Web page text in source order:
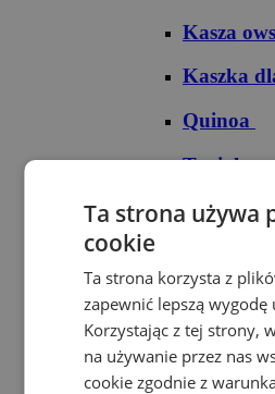
Kasza
Kaszka
Quinoa
Tapioka
Ryże
Ryż
Ryż biały
Ryż
Ta strona używa
cookie
Ta strona korzysta z
zapewnić lepszą wygodę
Korzystając z tej strony,
na używanie przez nas
cookie zgodnie z